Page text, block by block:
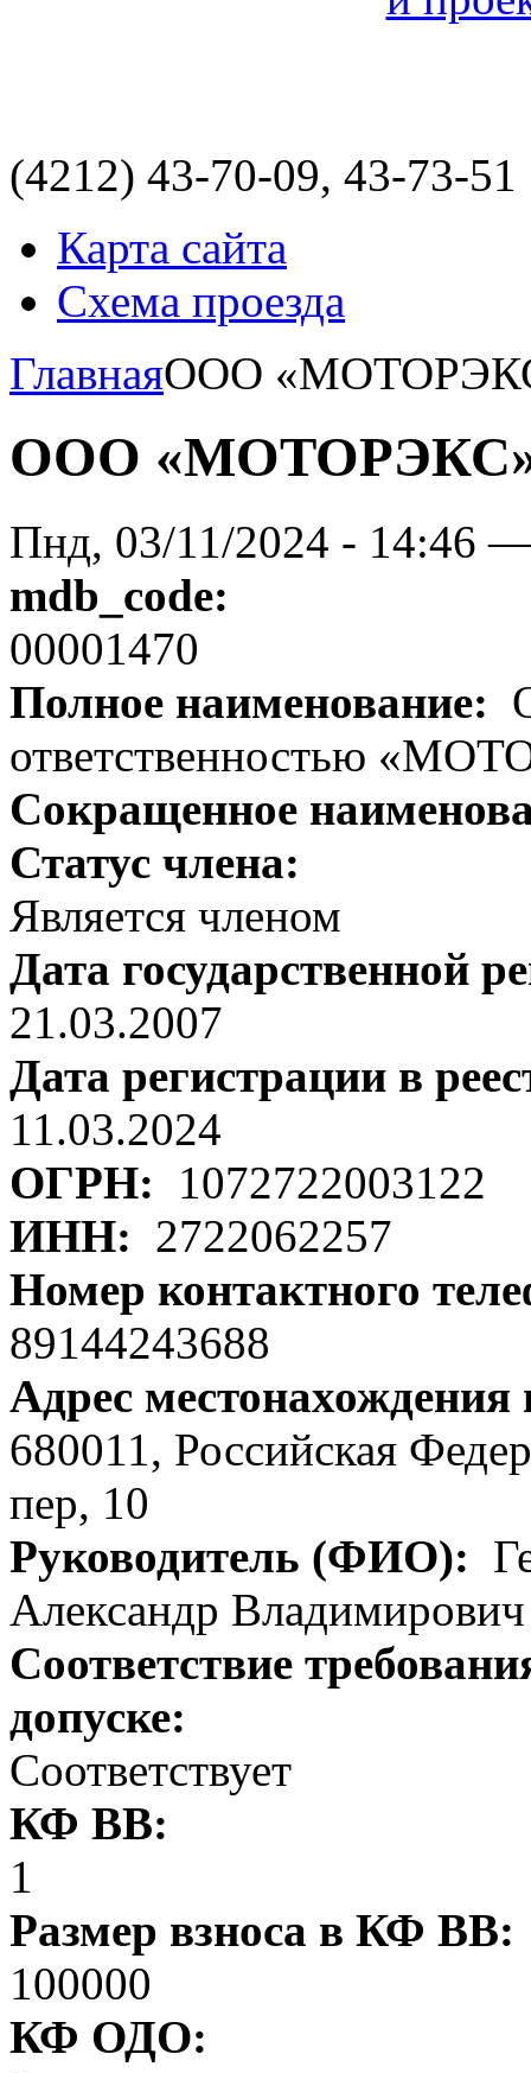
(4212) 43-70-09, 43-73-51
Карта сайта
Схема проезда
ГлавнаяООО
ООО
Пнд, 03/11/2024 - 14:46
mdb_code:
00001470
Полное наименование:
ответственностью
Сокращенное
Статус члена:
Является членом
Дата государственной
21.03.2007
Дата регистрации в
11.03.2024
ОГРН:
1072722003122
ИНН: 2722062257
Номер контактного
89144243688
Адрес
680011, Российская
пер, 10
Руководитель (ФИО):
Александр Владимирович
Соответствие
допуске:
Соответствует
КФ ВВ:
1
Размер взноса в КФ ВВ:
100000
КФ ОДО: